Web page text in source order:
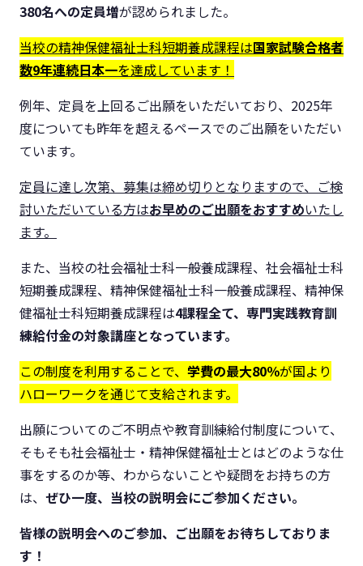
380名への定員増が認められました。
当校の精神保健福祉士科短期養成課程は国家試験合格者
数9年連続日本一を達成しています！
例年、定員を上回るご出願をいただいており、2025年
度についても昨年を超えるペースでのご出願をいただい
ています。
定員に達し次第、募集は締め切りとなりますので、ご検
討いただいている方はお早めのご出願をおすすめいたし
ます。
また、当校の社会福祉士科一般養成課程、社会福祉士科
短期養成課程、精神保健福祉士科一般養成課程、精神保
健福祉士科短期養成課程は4課程全て、専門実践教育訓
練給付金の対象講座となっています。
この制度を利用することで、 学費の最大80％が国より
ハローワークを通じて支給されます。
出願についてのご不明点や教育訓練給付制度について、
そもそも社会福祉士・精神保健福祉士とはどのような仕
事をするのか等、わからないことや疑問をお持ちの方
は、 ぜひ一度、当校の説明会にご参加ください。
皆様の説明会へのご参加、ご出願をお待ちしておりま
す！